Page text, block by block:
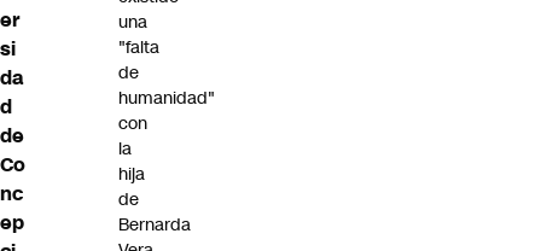
er
si
da
d
de
Co
nc
ep
una
"falta
de
humanidad"
con
la
hija
de
Bernarda